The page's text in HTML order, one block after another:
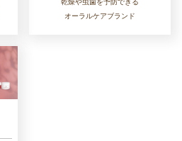
乾燥や虫歯を予防できる
オーラルケアブランド